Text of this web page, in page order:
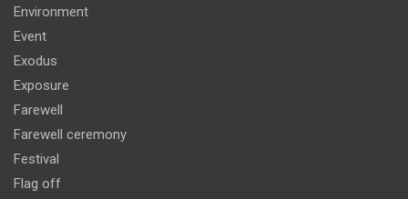
Environment
Event
Exodus
Exposure
Farewell
Farewell ceremony
Festival
Flag off